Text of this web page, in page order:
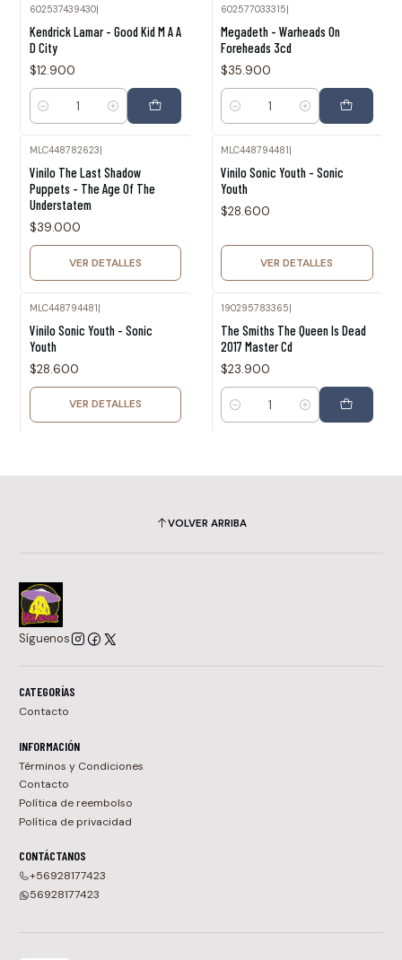
602537439430|
Kendrick Lamar - Good Kid M A A
D City
$12.900
Cantidad
602577033315|
Megadeth - Warheads On
Foreheads 3cd
$35.900
Cantidad
MLC448782623
Vinilo The Last Shadow
Puppets - The Age Of The
Understatem
$39.000
VER DETALLES
MLC448794481
Vinilo Sonic Youth - Sonic
Youth
$28.600
VER DETALLES
MLC448794481|
Vinilo Sonic Youth - Sonic
Youth
$28.600
VER DETALLES
190295783365|
The Smiths The Queen Is Dead
2017 Master Cd
$23.900
Cantidad
VOLVER ARRIBA
Síguenos
CATEGORÍAS
Contacto
INFORMACIÓN
Términos y Condiciones
Contacto
Política de reembolso
Política de privacidad
CONTÁCTANOS
+56928177423
56928177423